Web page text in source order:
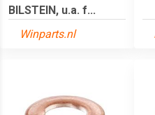
BILSTEIN, u.a. f...
Winparts.nl